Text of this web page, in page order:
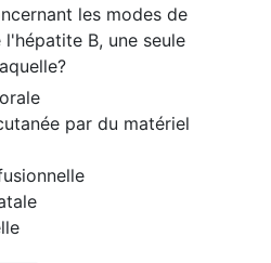
les modes de
B, une seule
par du matériel